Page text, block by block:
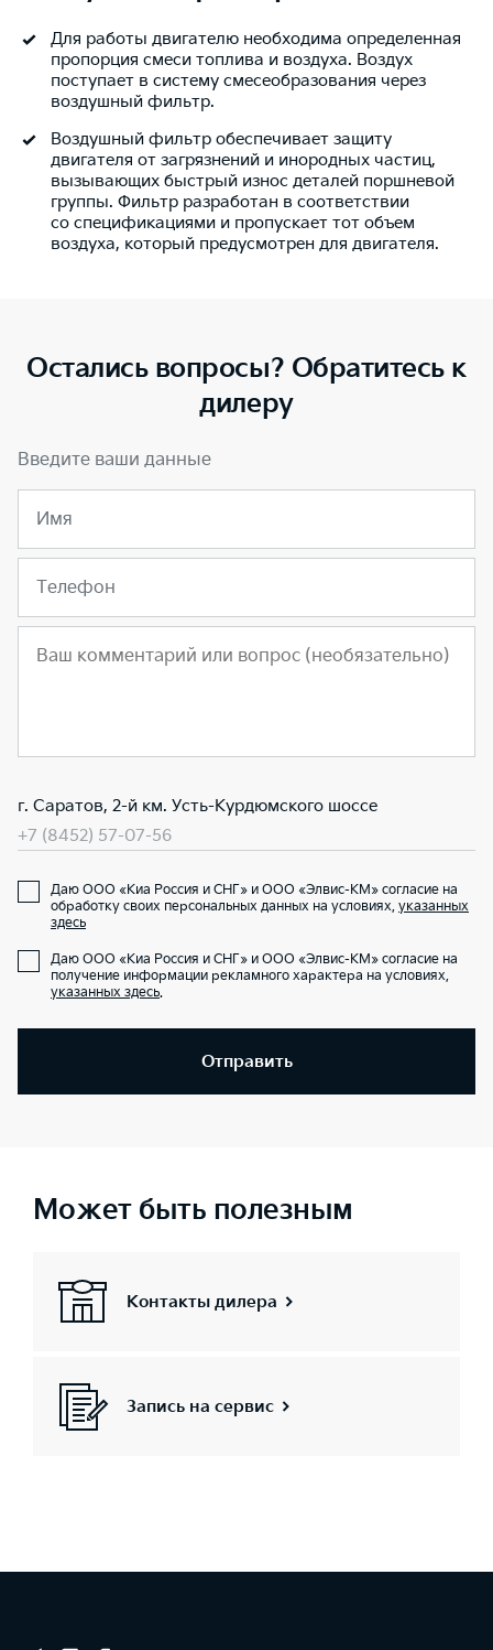
Для работы двигателю необходима определенная
пропорция смеси топлива и воздуха. Воздух
поступает в систему смесеобразования через
воздушный фильтр.
Воздушный фильтр обеспечивает защиту
двигателя от загрязнений и инородных частиц,
вызывающих быстрый износ деталей поршневой
группы. Фильтр разработан в соответствии
со спецификациями и пропускает тот объем
воздуха, который предусмотрен для двигателя.
Остались вопросы? Обратитесь к
дилеру
Введите ваши данные
Имя
Телефон
г. Саратов, 2-й км. Усть-Курдюмского шоссе
+7 (8452) 57-07-56
Даю ООО «Киа Россия и СНГ» и ООО «Элвис-КМ» согласие на
обработку своих персональных данных на условиях, указанных
здесь
Даю ООО «Киа Россия и СНГ» и ООО «Элвис-КМ» согласие на
получение информации рекламного характера на условиях,
указанных здесь.
Отправить
Может быть полезным
Контакты дилера
Запись на сервис